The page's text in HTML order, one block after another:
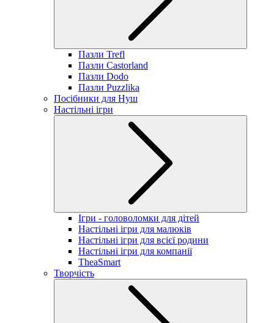
Пазли Trefl
Пазли Castorland
Пазли Dodo
Пазли Puzzlika
Посібники для Нуш
Настільні ігри
Ігри - головоломки для дітей
Настільні ігри для малюків
Настільні ігри для всієї родини
Настільні ігри для компанії
TheaSmart
Творчість